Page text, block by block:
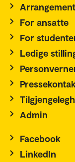
For ansatte
For
Ledige
Admin
Facebook
LinkedIn